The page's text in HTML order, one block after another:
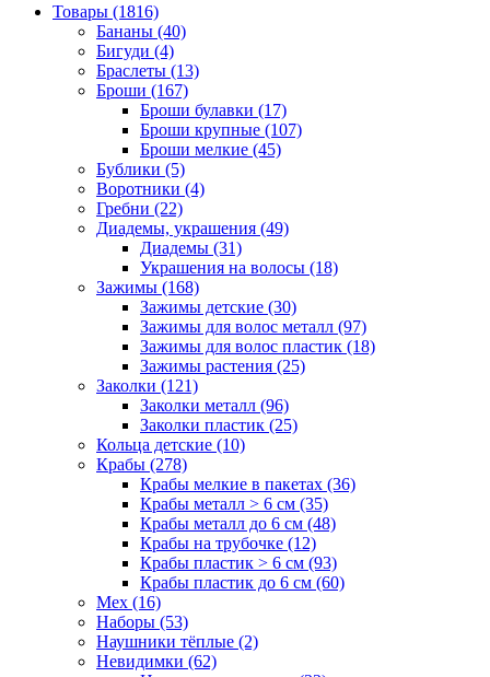
Товары (1816)
Бананы (40)
Бигуди (4)
Браслеты (13)
Броши (167)
Броши булавки (17)
Броши крупные (107)
Броши мелкие (45)
Бублики (5)
Воротники (4)
Гребни (22)
Диадемы, украшения (49)
Диадемы (31)
Украшения на волосы (18)
Зажимы (168)
Зажимы детские (30)
Зажимы для волос металл (97)
Зажимы для волос пластик (18)
Зажимы растения (25)
Заколки (121)
Заколки металл (96)
Заколки пластик (25)
Кольца детские (10)
Крабы (278)
Крабы мелкие в пакетах (36)
Крабы металл > 6 см (35)
Крабы металл до 6 см (48)
Крабы на трубочке (12)
Крабы пластик > 6 см (93)
Крабы пластик до 6 см (60)
Мех (16)
Наборы (53)
Наушники тёплые (2)
Невидимки (62)